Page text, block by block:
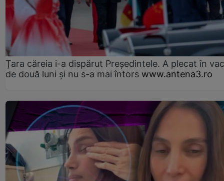
Țara căreia i-a dispărut Președintele. A plecat în
de două luni și nu s-a mai întors www.antena3.ro